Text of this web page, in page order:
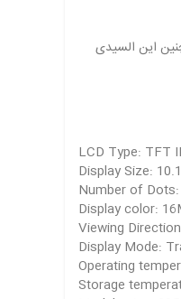
این السیدی
LCD Type: TFT
Display Size:
Number of
Display color:
Viewing
Display Mode:
Operating
Storage